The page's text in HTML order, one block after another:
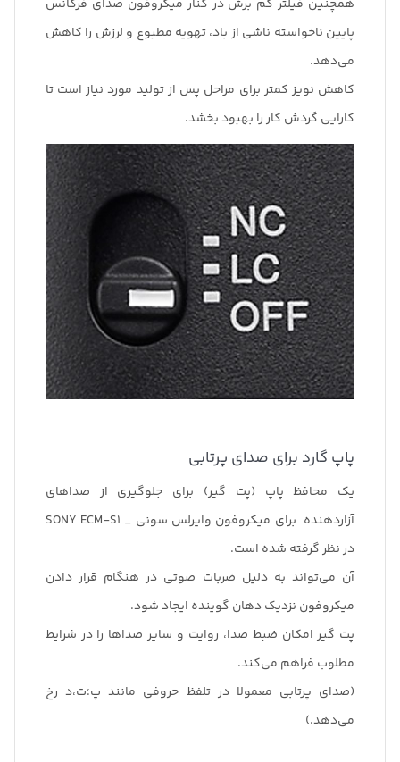
همچنین فیلتر کم برش در کنار میکروفون صدای فرکانس
پایین ناخواسته ناشی از باد، تهویه مطبوع و لرزش را کاهش
می‌دهد.
کاهش نویز کمتر برای مراحل پس از تولید مورد نیاز است تا
کارایی گردش کار را بهبود بخشد.
پاپ گارد برای صدای پرتابی
یک محافظ پاپ (پت گیر) برای جلوگیری از صداهای
آزاردهنده‌ برای میکروفون وایرلس سونی _ SONY ECM-S1
در نظر گرفته شده است.
آن می‌تواند به دلیل ضربات صوتی در هنگام قرار دادن
میکروفون نزدیک دهان گوینده ایجاد شود.
پت گیر امکان ضبط صدا، روایت و سایر صداها را در شرایط
مطلوب فراهم می‌کند.
(صدای پرتابی معمولا در تلفظ حروفی مانند پ؛ت،د رخ
می‌دهد.)